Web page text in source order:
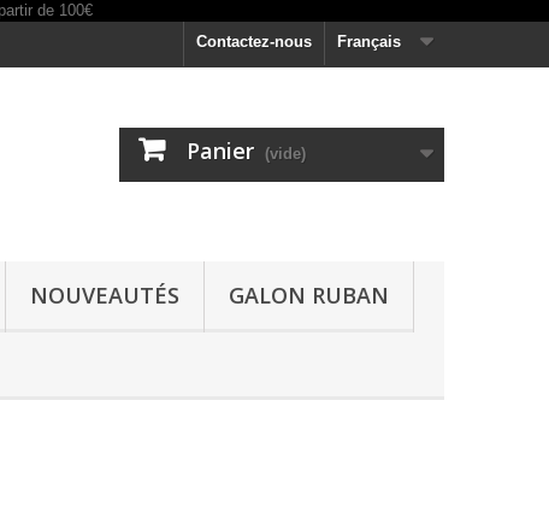
Français
Contactez-nous
Panier (vide)
NOUVEAUTÉS GALON RUBAN